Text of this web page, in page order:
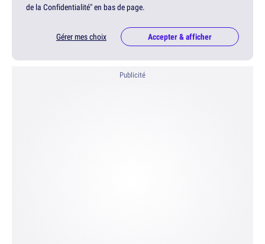
de la Confidentialité" en bas de page.
Gérer mes choix Accepter & afficher
Publicité